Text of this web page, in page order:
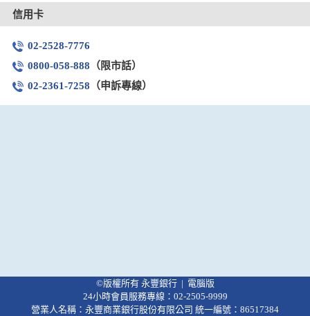
信用卡
02-2528-7776
0800-058-888 （限市話）
02-2361-7258 （申訴專線）
©版權所有 永豐銀行 | 電腦版
24小時會員服務專線：02-2505-9999
營業人名稱：永豐商業銀行股份有限公司 統一編號：86517384